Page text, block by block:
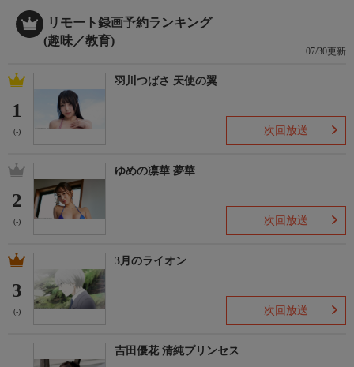
リモート録画予約ランキング
(趣味／教育)
07/30更新
1
(-)
羽川つばさ 天使の翼
次回放送
2
(-)
ゆめの凛華 夢華
次回放送
3
(-)
3月のライオン
次回放送
吉田優花 清純プリンセス